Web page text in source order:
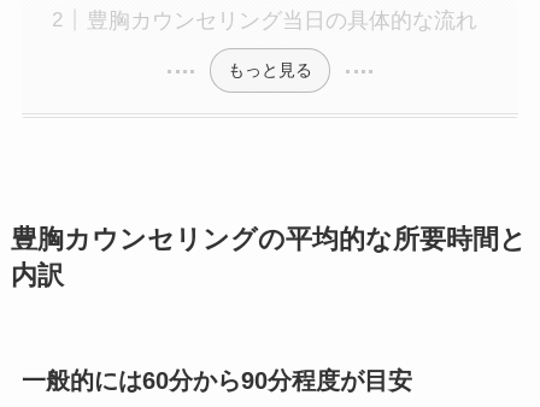
豊胸カウンセリング当日の具体的な流れ
もっと見る
豊胸カウンセリングの平均的な所要時間と
内訳
一般的には60分から90分程度が目安